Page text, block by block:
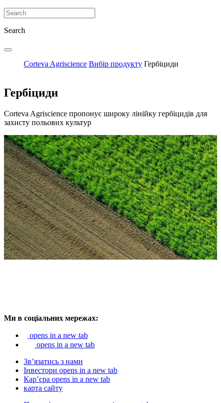
Search
Corteva Agriscience Вибір продукту Гербіциди
Гербіциди
Corteva Agriscience пропонує широку лінійку гербіцидів для
захисту польових культур
Ми в соціальних мережах:
opens in a new tab
opens in a new tab
Зв’язатись з нами
Інвестори opens in a new tab
Кар’єра opens in a new tab
карта сайту